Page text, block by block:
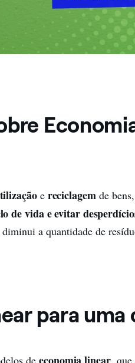
e reciclagem de
de vida e evitar
a quantidade de
para uma
de
,